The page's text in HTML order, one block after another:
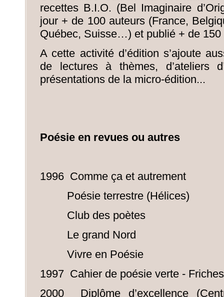
recettes B.I.O. (Bel Imaginaire
jour + de 100 auteurs (France,
Québec, Suisse…) et publié + de 150
A cette activité d’édition s’ajoute
de lectures à thèmes, d’ateliers
présentations de la micro-édition...
Poésie en revues ou autres
1996 Comme ça et autrement
Poésie terrestre (Hélices)
Club des poètes
Le grand Nord
Vivre en Poésie
1997 Cahier de poésie verte - Friches
2000 Diplôme d’excellence